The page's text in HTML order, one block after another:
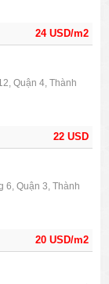
24 USD/m2
22 USD
Quận 4, Thành
20 USD/m2
6, Quận 3, Thành